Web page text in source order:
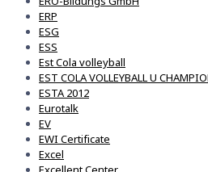
ERP
ESG
ESS
Est Cola volleyball
EST COLA VOLLEYBALL U
ESTA 2012
Eurotalk
EV
EWI Certificate
Excel